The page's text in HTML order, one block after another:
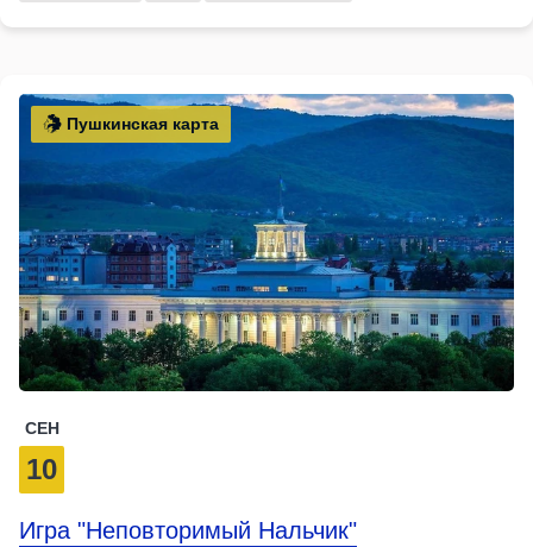
Пушкинская карта
СЕН
10
Игра "Неповторимый Нальчик"